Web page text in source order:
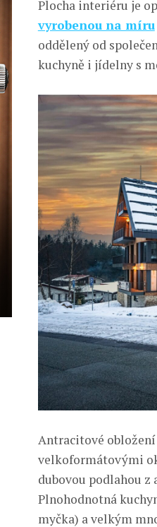
Plocha interiéru je
vyrobenou na míru
oddělený od
kuchyně i jídelny s
Antracitové
velkoformátovými
dubovou podlahou
Plnohodnotná
myčka) a velkým